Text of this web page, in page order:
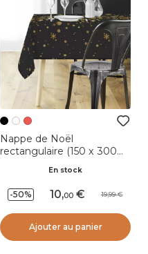
Nappe de Noël
rectangulaire (150 x 300
En stock
-50% 10,00 19,99
Ajouter au panier